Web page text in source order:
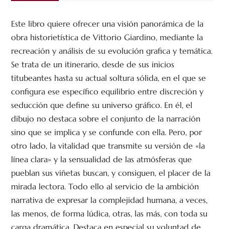
Este libro quiere ofrecer una visión panorámica de la
obra historietística de Vittorio Giardino, mediante la
recreación y análisis de su evolución grafica y temática.
Se trata de un itinerario, desde de sus inicios
titubeantes hasta su actual soltura sólida, en el que se
configura ese específico equilibrio entre discreción y
seducción que define su universo gráfico. En él, el
dibujo no destaca sobre el conjunto de la narración
sino que se implica y se confunde con ella. Pero, por
otro lado, la vitalidad que transmite su versión de «la
línea clara» y la sensualidad de las atmósferas que
pueblan sus viñetas buscan, y consiguen, el placer de la
mirada lectora. Todo ello al servicio de la ambición
narrativa de expresar la complejidad humana, a veces,
las menos, de forma lúdica, otras, las más, con toda su
carga dramática. Destaca en especial su voluntad de